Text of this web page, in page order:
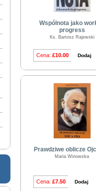
Wspólnota jako
progress
Ks. Bartosz Rajewski
Cena: £10.00 Dodaj
Prawdziwe oblicze
Maria Winowska
Cena: £7.50 Dodaj